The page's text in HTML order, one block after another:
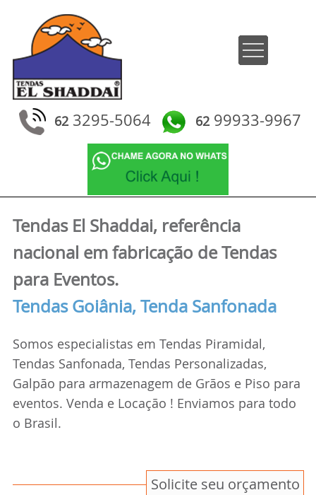
62 3295-5064 62 99933-9967
Tendas El Shaddai, referência
nacional em fabricação de Tendas
para Eventos.
Tendas Goiânia, Tenda Sanfonada
Somos especialistas em Tendas Piramidal,
Tendas Sanfonada, Tendas Personalizadas,
Galpão para armazenagem de Grãos e Piso para
eventos. Venda e Locação ! Enviamos para todo
o Brasil.
Solicite seu orçamento